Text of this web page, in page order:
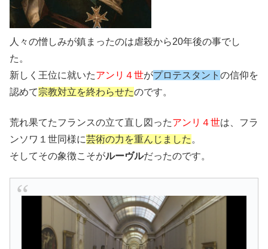
人々の憎しみが鎮まったのは虐殺から20年後の事でし
た。
新しく王位に就いたアンリ４世がプロテスタント の信仰を
認めて宗教対立を終わらせたのです。
荒れ果てたフランスの立て直し図ったアンリ４世は、フラ
ンソワ１世同様に芸術の力を重んじました 。
そしてその象徴こそがルーヴルだったのです。